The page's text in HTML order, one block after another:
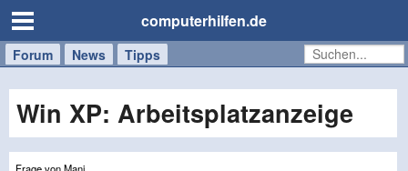
computerhilfen.de
Forum News Tipps
Handy
Tablet
Windows
Mac
Win XP: Arbeitsplatzanzeige